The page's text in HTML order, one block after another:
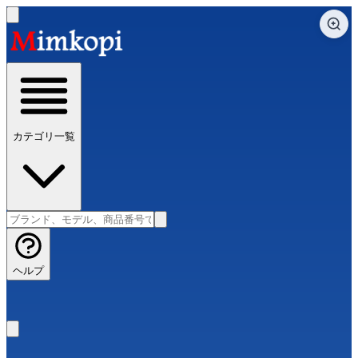
カテゴリ一覧
ヘルプ